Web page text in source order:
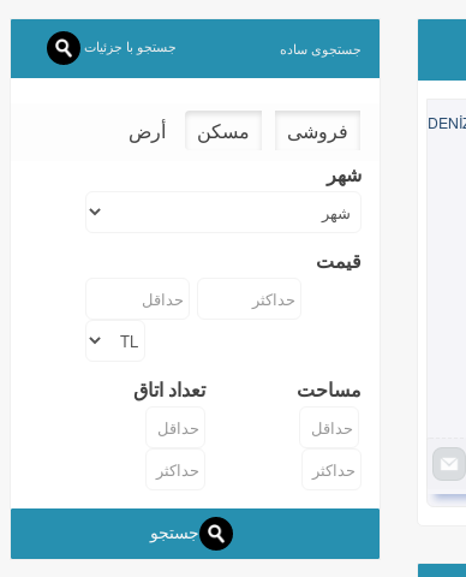
جستجوی ساده جستجو با جزئیات
فروشی مسکن أرض
شهر
قیمت
مساحت تعداد اتاق
جستجو